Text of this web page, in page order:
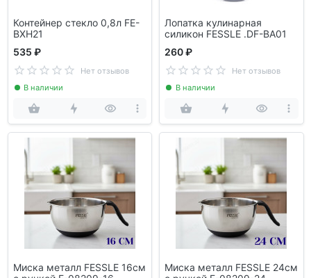
Контейнер стекло 0,8л FE-
BXH21
535 ₽
Нет отзывов
В наличии
Лопатка кулинарная
силикон FESSLE .DF-BA01
260 ₽
Нет отзывов
В наличии
Миска металл FESSLE 16см
Миска металл FESSLE 24см